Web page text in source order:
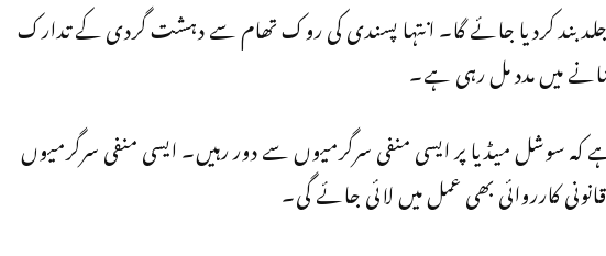
کو بھی جلد بند کردیا جائے گا۔ انتہا پسندی کی روک تھام سے دہشت گردی کے تدارک
میں مدد مل رہی ہے۔
سوشل میڈیا پر ایسی منفی سرگرمیوں سے دور رہیں۔ ایسی منفی سرگرمیوں
کارروائی بھی عمل میں لائی جائے گی۔